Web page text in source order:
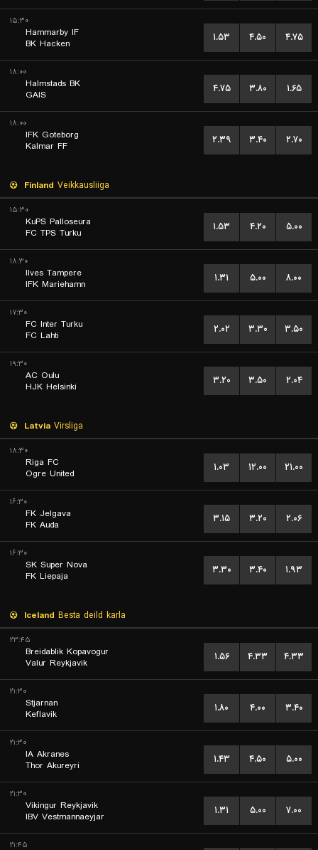
۱۵:۳۰
Hammarby IF
BK Hacken
۱.۵۳ ۴.۵۰ ۴.۷۵
۱۸:۰۰
Halmstads BK
GAIS
۴.۷۵ ۳.۸۰ ۱.۶۵
۱۸:۰۰
IFK Goteborg
Kalmar FF
۲.۳۹ ۳.۴۰ ۲.۷۰
Finland Veikkausliiga
۱۵:۳۰
KuPS Palloseura
FC TPS Turku
۱.۵۳ ۴.۲۰ ۵.۰۰
۱۸:۳۰
Ilves Tampere
IFK Mariehamn
۱.۳۱ ۵.۰۰ ۸.۰۰
۱۷:۳۰
FC Inter Turku
FC Lahti
۲.۰۲ ۳.۳۰ ۳.۵۰
۱۹:۳۰
AC Oulu
HJK Helsinki
۳.۲۰ ۳.۵۰ ۲.۰۴
Latvia Virsliga
۱۸:۳۰
Riga FC
Ogre United
۱.۰۳ ۱۲.۰۰ ۲۱.۰۰
۱۶:۳۰
FK Jelgava
FK Auda
۳.۱۵ ۳.۲۰ ۲.۰۶
۱۶:۳۰
SK Super Nova
FK Liepaja
۳.۳۰ ۳.۴۰ ۱.۹۳
Iceland Besta deild karla
۲۳:۴۵
Breidablik Kopavogur
Valur Reykjavik
۱.۵۶ ۴.۳۳ ۴.۳۳
۲۱:۳۰
Stjarnan
Keflavik
۱.۸۰ ۴.۰۰ ۳.۴۰
۲۱:۳۰
IA Akranes
Thor Akureyri
۱.۴۳ ۴.۵۰ ۵.۰۰
۲۱:۳۰
Vikingur Reykjavik
IBV Vestmannaeyjar
۱.۳۱ ۵.۰۰ ۷.۰۰
۲۱:۴۵